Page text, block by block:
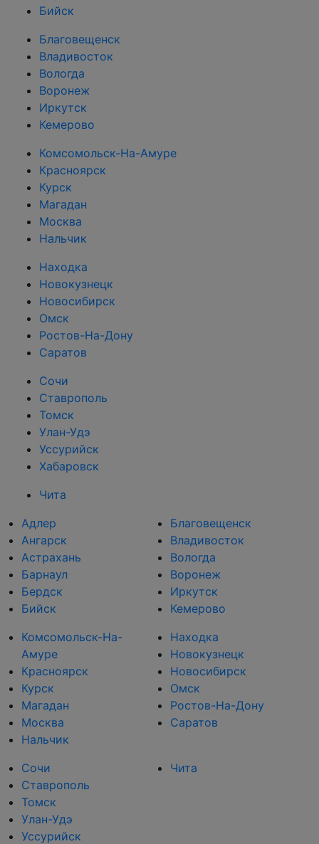
Бийск
Благовещенск
Владивосток
Вологда
Воронеж
Иркутск
Кемерово
Комсомольск-На-Амуре
Красноярск
Курск
Магадан
Москва
Нальчик
Находка
Новокузнецк
Новосибирск
Омск
Ростов-На-Дону
Саратов
Сочи
Ставрополь
Томск
Улан-Удэ
Уссурийск
Хабаровск
Чита
Адлер
Ангарск
Астрахань
Барнаул
Бердск
Бийск
Благовещенск
Владивосток
Вологда
Воронеж
Иркутск
Кемерово
Комсомольск-На-
Амуре
Красноярск
Курск
Магадан
Москва
Нальчик
Находка
Новокузнецк
Новосибирск
Омск
Ростов-На-Дону
Саратов
Сочи
Ставрополь
Томск
Улан-Удэ
Уссурийск
Чита